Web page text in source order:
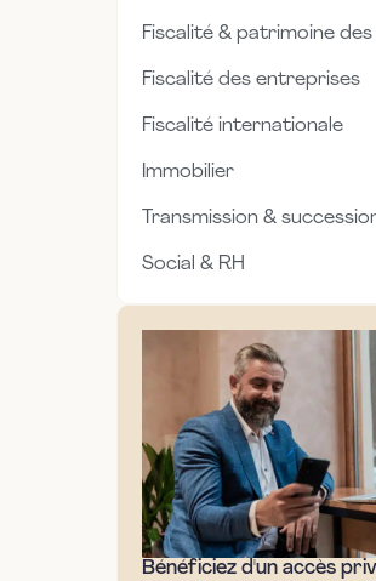
Fiscalité & patrimoine
Fiscalité des entreprises
Fiscalité internationale
Immobilier
Transmission &
Social & RH
Bénéficiez d'un accès